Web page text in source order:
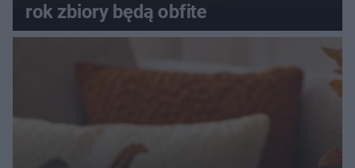
rok zbiory będą obfite